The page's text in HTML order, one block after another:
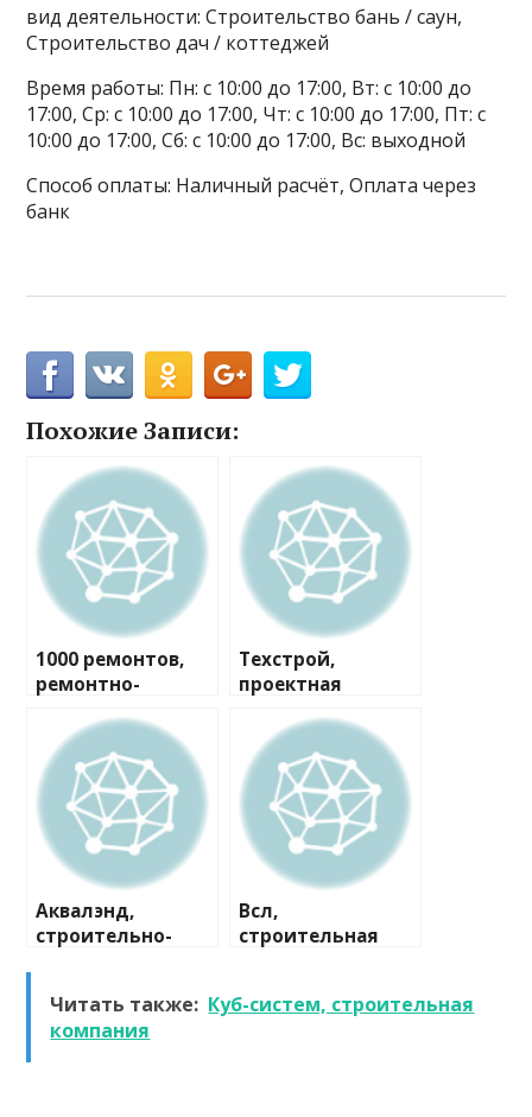
вид деятельности: Строительство бань / саун,
Строительство дач / коттеджей
Время работы: Пн: с 10:00 до 17:00, Вт: с 10:00 до
17:00, Ср: с 10:00 до 17:00, Чт: с 10:00 до 17:00, Пт: с
10:00 до 17:00, Сб: с 10:00 до 17:00, Вс: выходной
Способ оплаты: Наличный расчёт, Оплата через
банк
Похожие Записи:
1000 ремонтов,
ремонтно-
компания
Техстрой,
проектная
Аквалэнд,
строительно-
Всл,
строительная
Читать также: Куб-систем, строительная
компания